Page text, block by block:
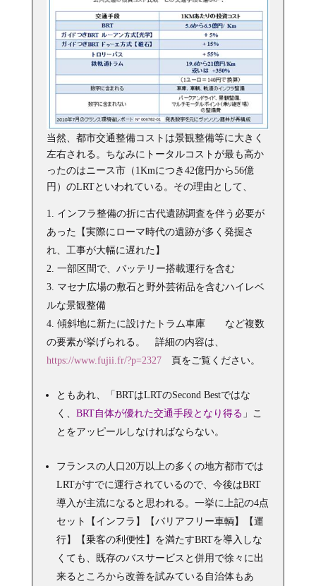
当然、都市交通整備コストは景観整備等に大きく
左右される。ちなみにトータルコストが最も高か
ったのはニース市（1Kmにつき42億円から56億
円）のLRTといわれている。その理由として、
インフラ整備の折に古代遺跡調査を伴う必要が
あった【実際にローマ時代の遺跡が多く発掘さ
れ、工事が大幅に遅れた】
一部区間で、バッテリー搭載運行を含む
マセナ広場の敷石と野外芸術品を含むハイレベ
ルな景観整備
傾斜地に新たに設けたトラム車庫 など複数
の要素が挙げられる。 詳細の内容は、
https://www.fujii.fr/?p=2327頁をご覧ください。
ともあれ、「BRTはLRTのSecond Bestではな
く、 BRT自体が優れた交通手段となり得る 」こ
とをアッピールしなければならない。
フランスの人口20万以上の多くの地方都市では
LRTがすでに運行されているので、今後はBRT
導入が主流になると思われる。一挙に上記の4点
セット【インフラ】【バリアフリー車輌】【運
行】【乗客の利便性】を満たすBRTを導入しな
くても、既存のバスサービスと併用で徐々に出
来るところから改善を試みている自治体もあ